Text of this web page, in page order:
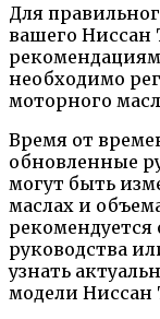
Для
вашего Ниссан
необходимо
моторного
Время от
обновленные
могут быть
маслах и
руководства
узнать
модели Ниссан